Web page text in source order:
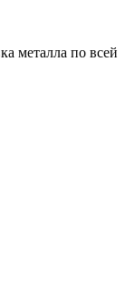
металла по всей